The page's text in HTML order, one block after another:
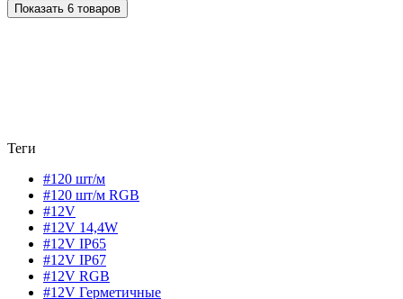
Показать 6 товаров
Теги
#120 шт/м
#120 шт/м RGB
#12V
#12V 14,4W
#12V IP65
#12V IP67
#12V RGB
#12V Герметичные